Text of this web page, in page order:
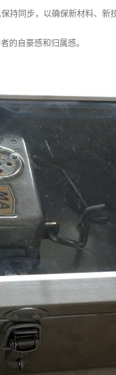
持同步，以确保新材料、
的自豪感和归属感。